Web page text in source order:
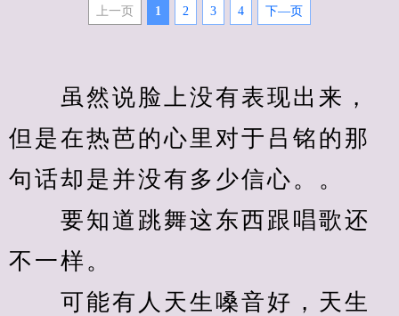
上一页 1 2 3 4 下—页
虽然说脸上没有表现出来，
但是在热芭的心里对于吕铭的那
句话却是并没有多少信心。。
要知道跳舞这东西跟唱歌还
不一样。
可能有人天生嗓音好，天生